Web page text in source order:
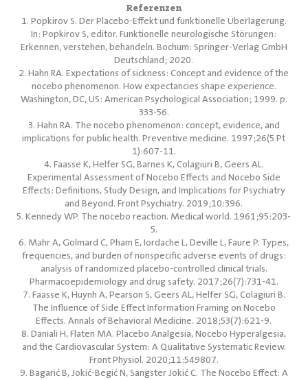
Referenzen
1. Popkirov S. Der Placebo-Effekt und funktionelle Überlagerung.
In: Popkirov S, editor. Funktionelle neurologische Störungen:
Erkennen, verstehen, behandeln. Bochum: Springer-Verlag GmbH
Deutschland; 2020.
2. Hahn RA. Expectations of sickness: Concept and evidence of the
nocebo phenomenon. How expectancies shape experience.
Washington, DC, US: American Psychological Association; 1999. p.
333-56.
3. Hahn RA. The nocebo phenomenon: concept, evidence, and
implications for public health. Preventive medicine. 1997;26(5 Pt
1):607-11.
4. Faasse K, Helfer SG, Barnes K, Colagiuri B, Geers AL.
Experimental Assessment of Nocebo Effects and Nocebo Side
Effects: Definitions, Study Design, and Implications for Psychiatry
and Beyond. Front Psychiatry. 2019;10:396.
5. Kennedy WP. The nocebo reaction. Medical world. 1961;95:203-
5.
6. Mahr A, Golmard C, Pham E, Iordache L, Deville L, Faure P. Types,
frequencies, and burden of nonspecific adverse events of drugs:
analysis of randomized placebo-controlled clinical trials.
Pharmacoepidemiology and drug safety. 2017;26(7):731-41.
7. Faasse K, Huynh A, Pearson S, Geers AL, Helfer SG, Colagiuri B.
The Influence of Side Effect Information Framing on Nocebo
Effects. Annals of Behavioral Medicine. 2018;53(7):621-9.
8. Daniali H, Flaten MA. Placebo Analgesia, Nocebo Hyperalgesia,
and the Cardiovascular System: A Qualitative Systematic Review.
Front Physiol. 2020;11:549807.
9. Bagarić B, Jokić-Begić N, Sangster Jokić C. The Nocebo Effect: A